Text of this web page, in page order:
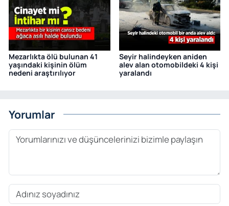
Mezarlıkta ölü bulunan 41
yaşındaki kişinin ölüm
nedeni araştırılıyor
Seyir halindeyken aniden
alev alan otomobildeki 4 kişi
yaralandı
Yorumlar